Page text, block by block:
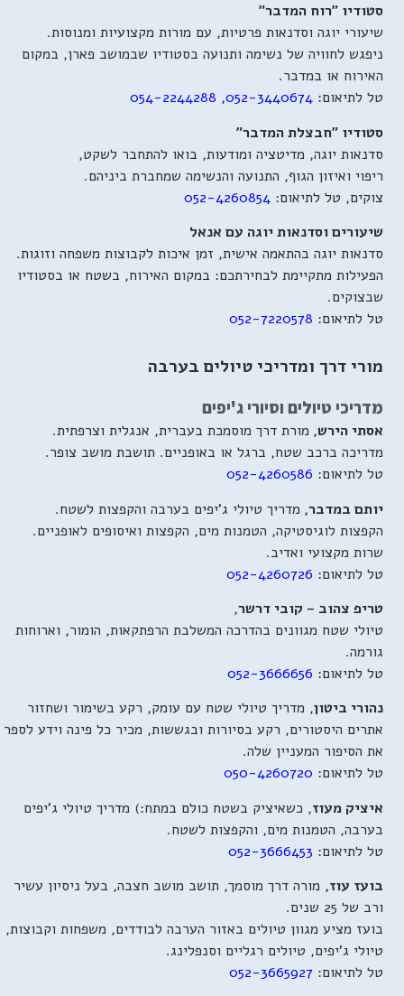
סטודיו "רוח המדבר"
שיעורי יוגה וסדנאות פרטיות, עם מורות מקצועיות ומנוסות.
ניפגש לחוויה של נשימה ותנועה בסטודיו שבמושב פארן, במקום
האירוח או במדבר.
טל לתיאום: 052-3440674
,
054-2244288
סטודיו "חבצלת המדבר"
סדנאות יוגה, מדיטציה ומודעות, בואו להתחבר לשקט,
ריפוי ואיזון הגוף, התנועה והנשימה שמחברת ביניהם.
צוקים, טל לתיאום: 052-4260854
שיעורים וסדנאות יוגה עם אנאל
סדנאות יוגה בהתאמה אישית, זמן איכות לקבוצות משפחה וזוגות.
הפעילות מתקיימת לבחירתכם: במקום האירוח, בשטח או בסטודיו
שבצוקים.
טל לתיאום: 052-7220578
מורי דרך ומדריכי טיולים בערבה
מדריכי טיולים וסיורי ג'יפים
אסתי הירש, מורת דרך מוסמכת בעברית, אנגלית וצרפתית.
מדריכה ברכב שטח, ברגל או באופניים. תושבת מושב צופר.
טל לתיאום: 052-4260586
יותם במדבר, מדריך טיולי ג'יפים בערבה והקפצות לשטח.
הקפצות לוגיסטיקה, הטמנות מים, הקפצות ואיסופים לאופניים.
שרות מקצועי ואדיב.
טל לתיאום:
052-4260726
טריפ צהוב – קובי דרשר,
טיולי שטח מגוונים בהדרכה המשלבת הרפתקאות, הומור, וארוחות
גורמה.
טל לתיאום: 052-3666656
נהורי ביטון, מדריך טיולי שטח עם עומק, רקע בשימור ושחזור
אתרים היסטורים, רקע בסיורות ובגששות, מכיר כל פינה וידע לספר
את הסיפור המעניין שלה.
טל לתיאום: 050-4260720
איציק מעוז, כשאיציק בשטח כולם במתח:) מדריך טיולי ג'יפים
בערבה, הטמנות מים, והקפצות לשטח.
טל לתיאום: 052-3666453
בועז עוז, מורה דרך מוסמך, תושב מושב חצבה, בעל ניסיון עשיר
ורב של 25 שנים.
בועז מציע מגוון טיולים באזור הערבה לבודדים, משפחות וקבוצות,
טיולי ג'יפים, טיולים רגליים וסנפלינג.
טל לתיאום: 052-3665927